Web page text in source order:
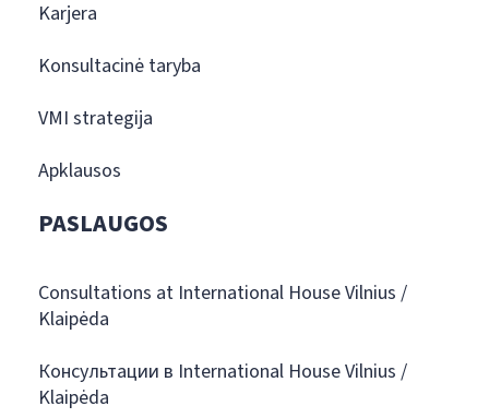
Karjera
Konsultacinė taryba
VMI strategija
Apklausos
PASLAUGOS
Consultations at International House Vilnius /
Klaipėda
Консультации в International House Vilnius /
Klaipėda